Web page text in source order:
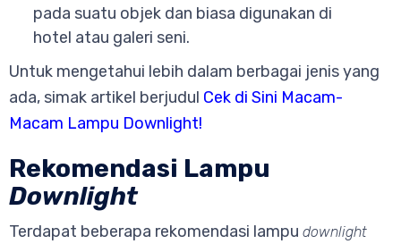
pada suatu objek dan biasa digunakan di
hotel atau galeri seni.
Untuk mengetahui lebih dalam berbagai jenis yang
ada, simak artikel berjudul Cek di Sini Macam-
Macam Lampu Downlight!
Rekomendasi Lampu
Downlight
Terdapat beberapa rekomendasi lampu downlight